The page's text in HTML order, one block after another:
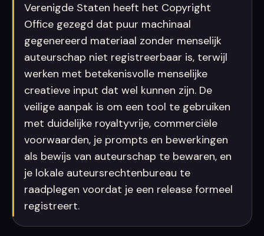
Verenigde Staten heeft het Copyright
Office gezegd dat puur machinaal
gegenereerd materiaal zonder menselijk
auteurschap niet registreerbaar is, terwijl
werken met betekenisvolle menselijke
creatieve input dat wel kunnen zijn. De
veilige aanpak is om een tool te gebruiken
met duidelijke royaltyvrije, commerciële
voorwaarden, je prompts en bewerkingen
als bewijs van auteurschap te bewaren, en
je lokale auteursrechtenbureau te
raadplegen voordat je een release formeel
registreert.